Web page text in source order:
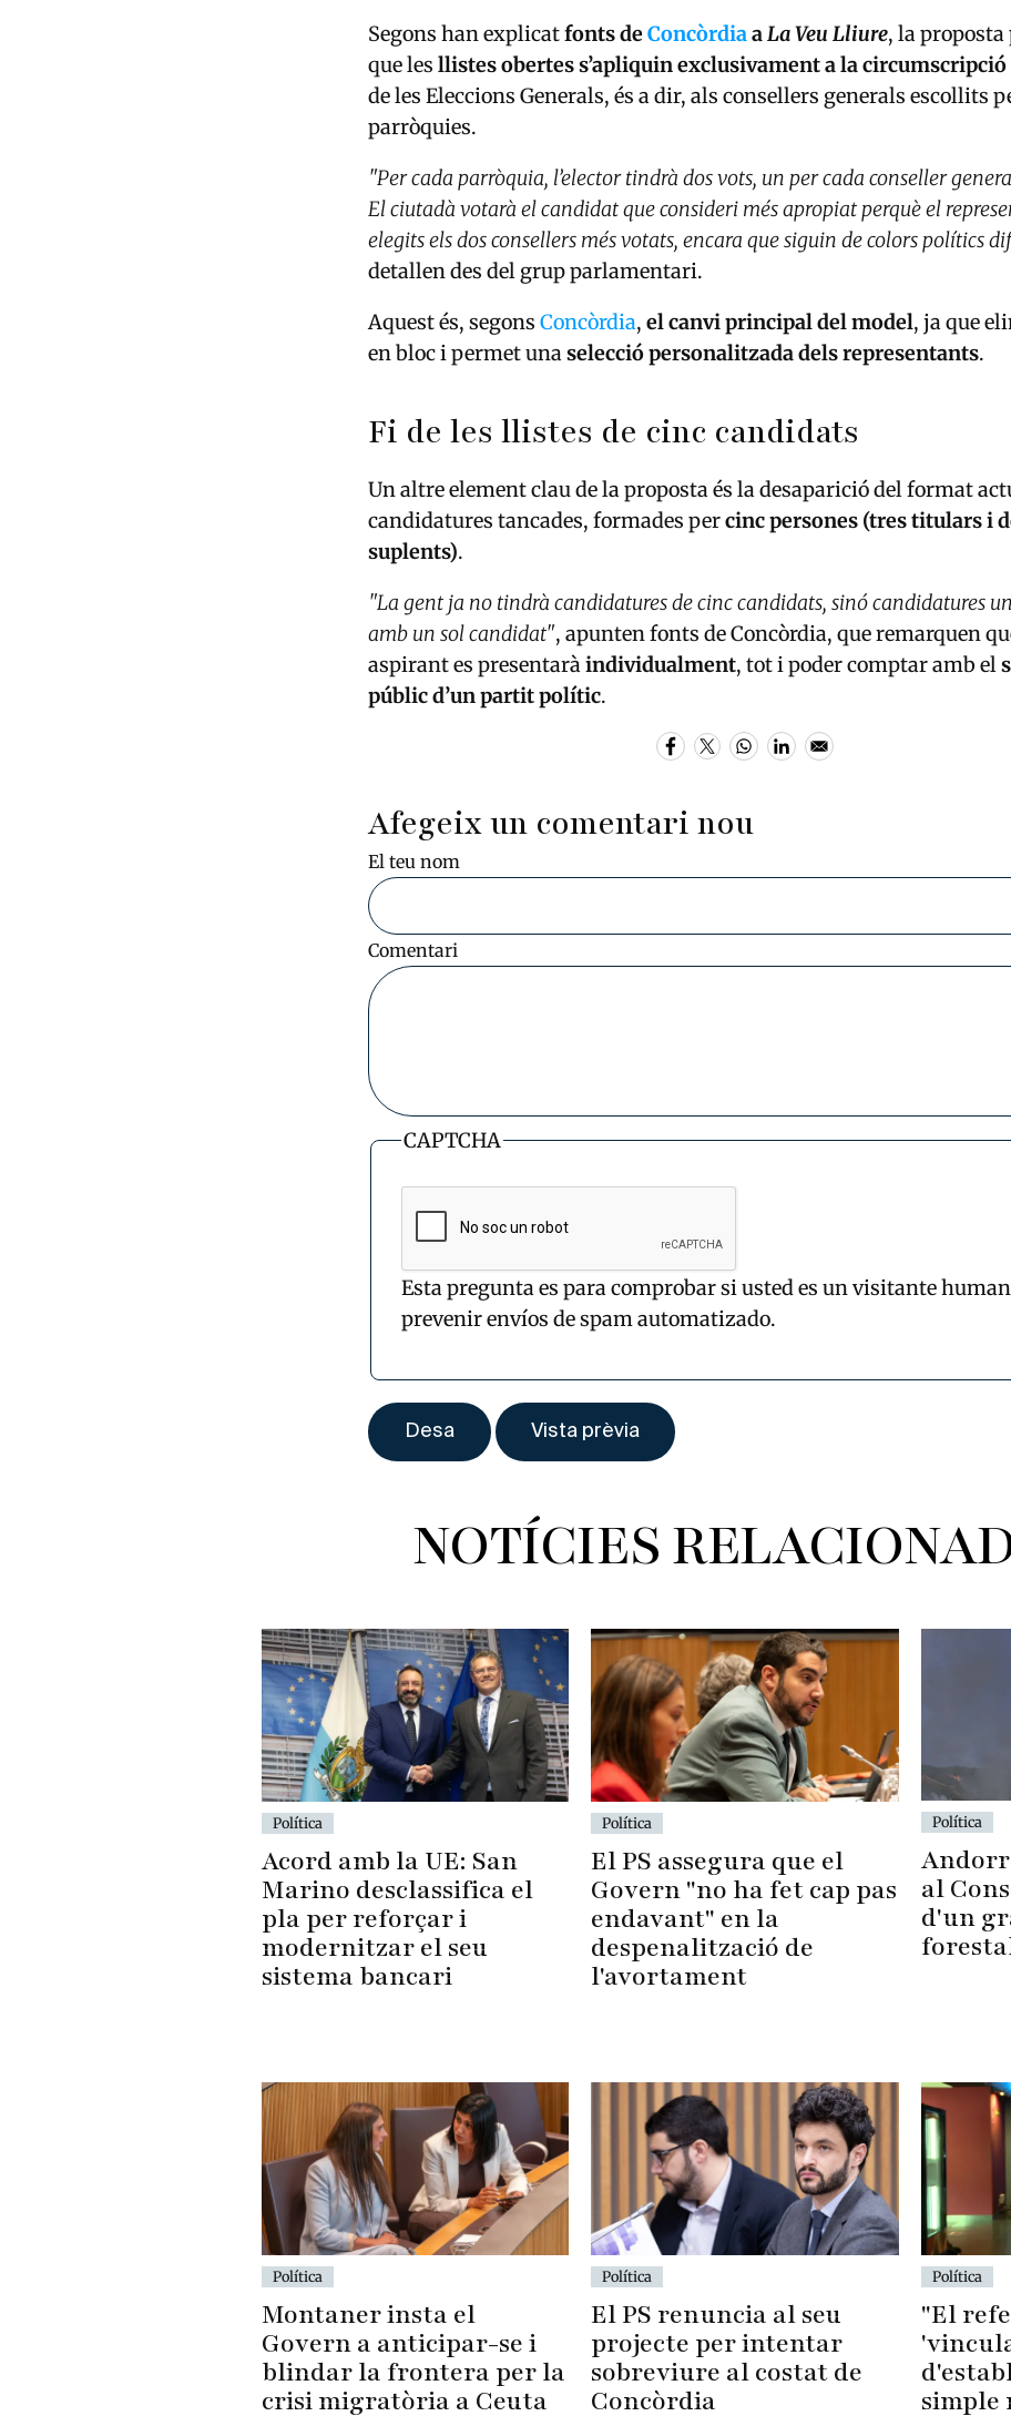
Segons han explicatfonts deConcòrdiaaLa Veu Lliure, la
que les llistes obertes s’apliquin exclusivament a la
de les Eleccions Generals, és a dir, als consellers generals escollits
parròquies.
"Per cada parròquia, l’elector tindrà dos vots, un per cada conseller
El ciutadà votarà el candidat que consideri més apropiat perquè el
elegits els dos consellers més votats, encara que siguin de colors polítics
detallen des del grup parlamentari.
Aquest és, segons Concòrdia, el canvi principal del model, ja que
en bloc i permet unaselecció personalitzada dels representants.
Fi de les llistes de cinc candidats
Un altre element clau de la proposta és la desaparició del format
candidatures tancades, formades percinc persones (tres titulars i
suplents).
"La gent ja no tindrà candidatures de cinc candidats, sinó candidatures
amb un sol candidat", apunten fonts de Concòrdia, que remarquen
aspirant es presentaràindividualment, tot i poder comptar amb el
públic d’un partit polític.
Afegeix un comentari nou
El teu nom
Comentari
CAPTCHA
Esta pregunta es para comprobar si usted es un visitante
prevenir envíos de spam automatizado.
NOTÍCIES
Política
Acord amb la UE: San
Marino desclassifica el
pla per reforçar i
modernitzar el seu
sistema bancari
Política
El PS assegura que el
Govern "no ha fet cap pas
endavant" en la
despenalització de
l'avortament
Política
al
d'un
Política
Montaner insta el
Govern a anticipar-se i
blindar la frontera per la
crisi migratòria a Ceuta
Política
El PS renuncia al seu
projecte per intentar
sobreviure al costat de
Concòrdia
Política
"El
simple